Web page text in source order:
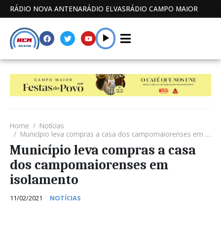
RÁDIO NOVA ANTENARÁDIO ELVASRÁDIO CAMPO MAIOR
Home
Notícias
Município leva compras a casa dos campomaiorenses em isolamento
Município leva compras a casa
dos campomaiorenses em
isolamento
11/02/2021 NOTÍCIAS